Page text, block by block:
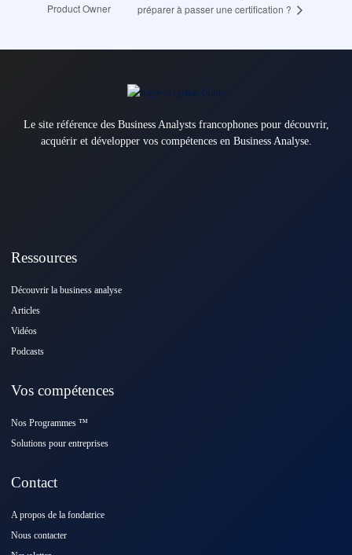
Product Owner
préparer à passer une certification ?
Le site référence des Business Analysts francophones pour découvrir,
acquérir et développer vos compétences en Business Analyse.
Ressources
Découvrir la business analyse
Articles
Vidéos
Podcasts
Vos compétences
Nos Programmes ™️
Solutions pour entreprises
Contact
A propos de la fondatrice
Nous contacter